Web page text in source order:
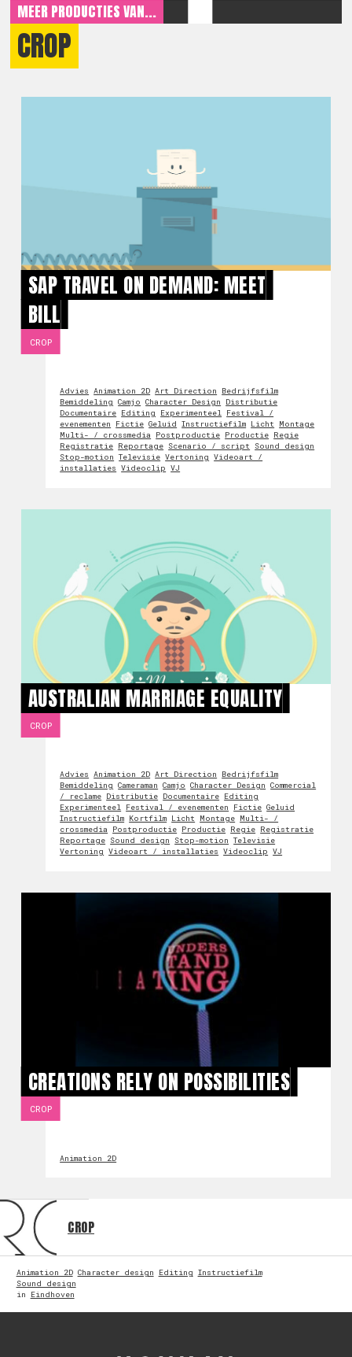
MEER PRODUCTIES VAN...
CROP
SAP TRAVEL ON DEMAND: MEET
BILL
CROP
Advies Animation 2D Art Direction
Bedrijfsfilm
Bemiddeling Camjo Character Design
Distributie
Documentaire Editing Experimenteel Festival /
evenementen
Fictie Geluid Instructiefilm Licht
Montage
Multi- / crossmedia
Postproductie Productie Regie
Registratie Reportage Scenario / script
Sound design
Stop-motion Televisie Vertoning Videoart /
installaties Videoclip VJ
AUSTRALIAN MARRIAGE EQUALITY
CROP
Advies Animation 2D Art Direction
Bedrijfsfilm
Bemiddeling Cameraman Camjo Character Design Commercial
/ reclame Distributie Documentaire Editing
Experimenteel Festival / evenementen Fictie Geluid
Instructiefilm Kortfilm Licht Montage Multi- /
crossmedia
Postproductie Productie Regie Registratie
Reportage Sound design Stop-motion Televisie
Vertoning Videoart / installaties Videoclip VJ
CREATIONS RELY ON POSSIBILITIES
CROP
Animation 2D
CROP
Animation 2D Character design Editing Instructiefilm
Sound design
in
Eindhoven